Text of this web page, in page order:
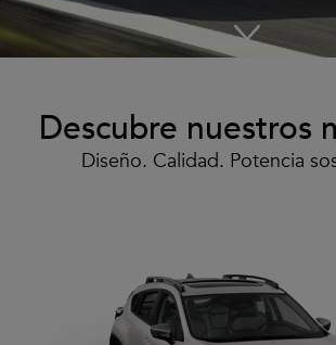
Descubre nuestros
Diseño. Calidad. Potencia